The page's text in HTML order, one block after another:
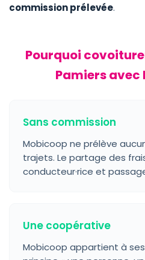
commission prélevée.
Pourquoi
Pamiers avec
Sans commission
Mobicoop ne prélève
trajets. Le partage des
conducteur·rice et
Une coopérative
Mobicoop appartient à